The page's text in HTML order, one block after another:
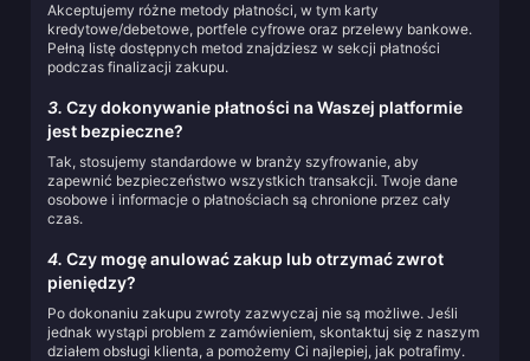
Akceptujemy różne metody płatności, w tym karty
kredytowe/debetowe, portfele cyfrowe oraz przelewy bankowe.
Pełną listę dostępnych metod znajdziesz w sekcji płatności
podczas finalizacji zakupu.
3. Czy dokonywanie płatności na Waszej platformie
jest bezpieczne?
Tak, stosujemy standardowe w branży szyfrowanie, aby
zapewnić bezpieczeństwo wszystkich transakcji. Twoje dane
osobowe i informacje o płatnościach są chronione przez cały
czas.
4. Czy mogę anulować zakup lub otrzymać zwrot
pieniędzy?
Po dokonaniu zakupu zwroty zazwyczaj nie są możliwe. Jeśli
jednak wystąpi problem z zamówieniem, skontaktuj się z naszym
działem obsługi klienta, a pomożemy Ci najlepiej, jak potrafimy.